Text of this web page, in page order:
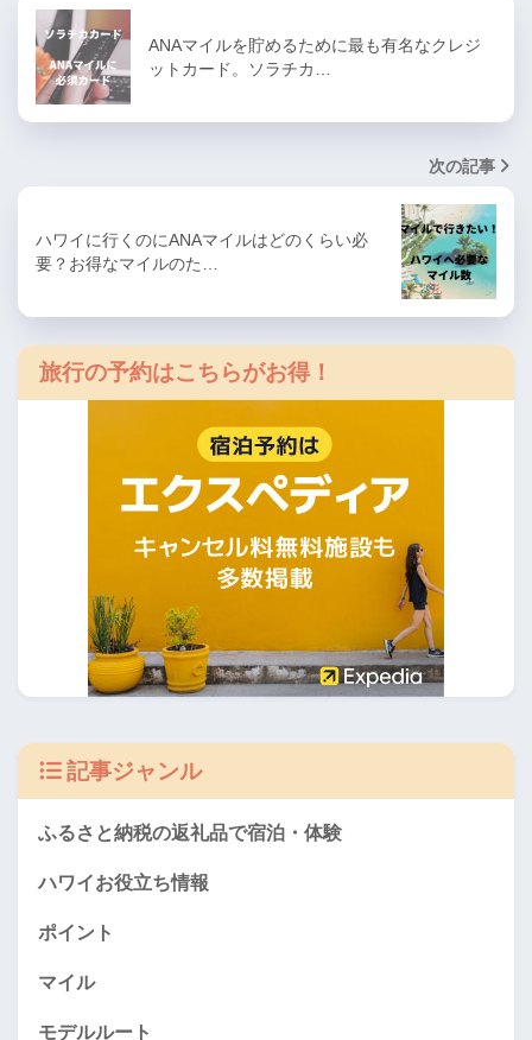
ANAマイルを貯めるために最も有名なクレジ
ットカード。ソラチカ…
次の記事
ハワイに行くのにANAマイルはどのくらい必
要？お得なマイルのた…
旅行の予約はこちらがお得！
記事ジャンル
ふるさと納税の返礼品で宿泊・体験
ハワイお役立ち情報
ポイント
マイル
モデルルート